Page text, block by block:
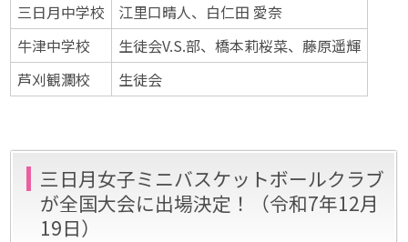
三日月中学校
江里口晴人、白仁田 愛奈
牛津中学校
生徒会V.S.部、橋本莉桜菜、藤原遥輝
芦刈観瀾校
生徒会
三日月女子ミニバスケットボールクラブ
が全国大会に出場決定！（令和7年12月
19日）